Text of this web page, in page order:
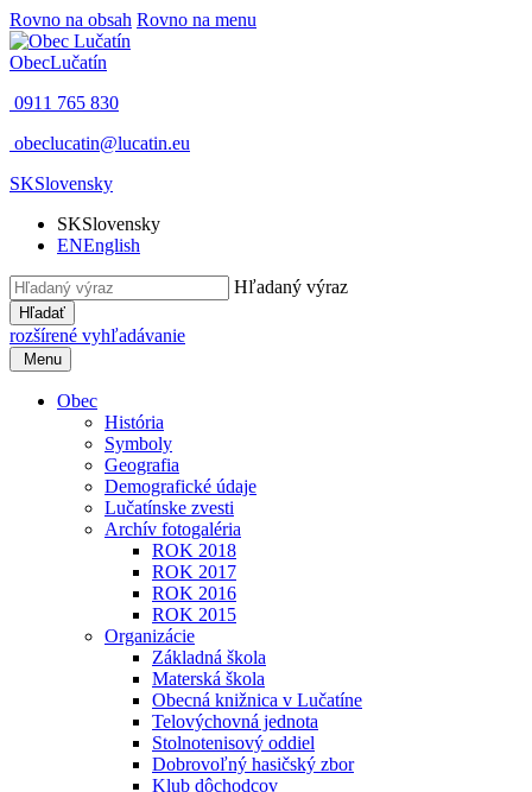
Rovno na obsah Rovno na menu
ObecLučatín
0911 765 830
obeclucatin@lucatin.eu
SKSlovensky
SKSlovensky
ENEnglish
Hľadaný výraz
Hľadať
rozšírené vyhľadávanie
Menu
Obec
História
Symboly
Geografia
Demografické údaje
Lučatínske zvesti
Archív fotogaléria
ROK 2018
ROK 2017
ROK 2016
ROK 2015
Organizácie
Základná škola
Materská škola
Obecná knižnica v Lučatíne
Telovýchovná jednota
Stolnotenisový oddiel
Dobrovoľný hasičský zbor
Klub dôchodcov